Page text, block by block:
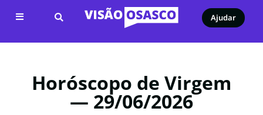
Ajudar
Horóscopo de Virgem
— 29/06/2026